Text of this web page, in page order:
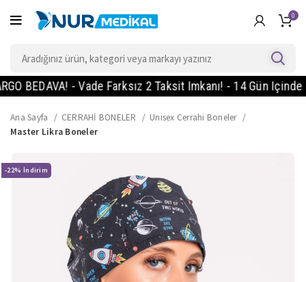
0
- Vade Farksız 2 Taksit Imkanı! - 14 Gün Içinde
Ana Sayfa CERRAHİ BONELER
Unisex Cerrahi Boneler
Master Likra Boneler
-22%